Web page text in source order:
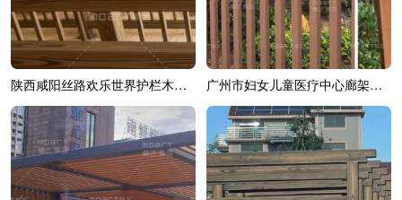
陕西咸阳丝路欢乐世界护栏木纹漆效果展示 广州市妇女儿童医疗中心廊架木纹漆效果展示